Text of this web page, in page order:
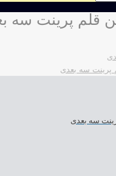
قلم پرینت سه
پرینت سه بعدی
سه بعدی